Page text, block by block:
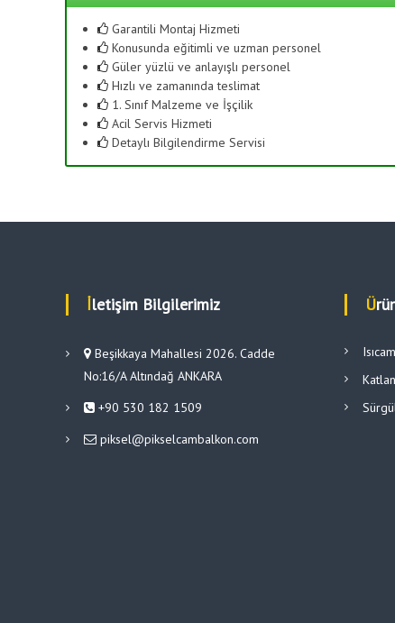
Garantili Montaj Hizmeti
Konusunda eğitimli ve uzman personel
Güler yüzlü ve anlayışlı personel
Hızlı ve zamanında teslimat
1. Sınıf Malzeme ve İşçilik
Acil Servis Hizmeti
Detaylı Bilgilendirme Servisi
İletişim Bilgilerimiz
Beşikkaya Mahallesi 2026. Cadde
No:16/A Altındağ ANKARA
+90 530 182 1509
piksel@pikselcambalkon.com